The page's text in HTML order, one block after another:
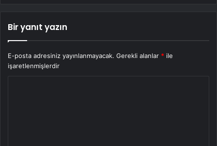
Bir yanıt yazın
E-posta adresiniz yayınlanmayacak. Gerekli alanlar * ile
işaretlenmişlerdir